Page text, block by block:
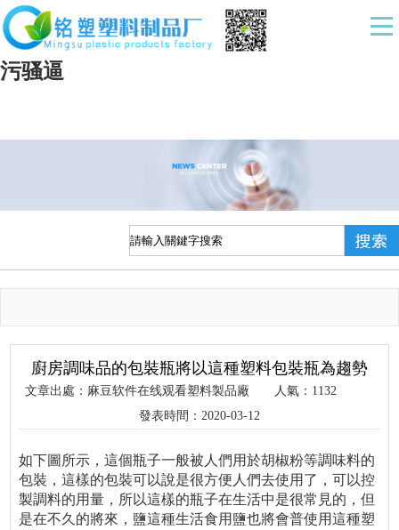
麻豆软件在线观看,国产麻豆一区二区在线
观看,91麻豆视频免费看,麻豆影视APP污污
污骚逼
廚房調味品的包裝瓶將以這種塑料包裝瓶為趨勢
文章出處：麻豆软件在线观看塑料製品廠 人氣： 1132
發表時間：2020-03-12
如下圖所示，這個瓶子一般被人們用於胡椒粉等調味料的
包裝，這樣的包裝可以說是很方便人們去使用了，可以控
製調料的用量，所以這樣的瓶子在生活中是很常見的，但
是在不久的將來，鹽這種生活食用鹽也將會普使用這種塑